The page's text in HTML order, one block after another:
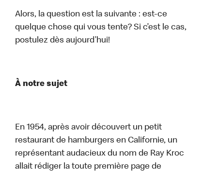
Alors, la question est la suivante : est-ce
quelque chose qui vous tente? Si c’est le cas,
postulez dès aujourd’hui!
À notre sujet
En 1954, après avoir découvert un petit
restaurant de hamburgers en Californie, un
représentant audacieux du nom de Ray Kroc
allait rédiger la toute première page de